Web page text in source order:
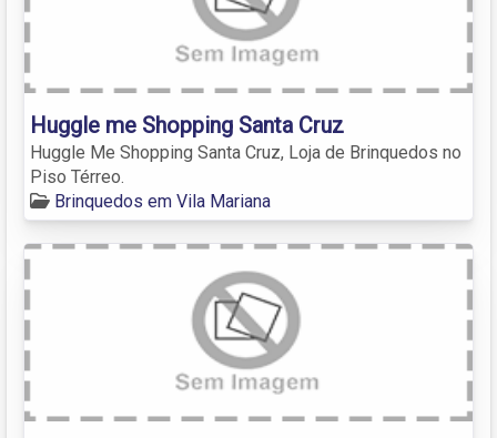
Huggle me Shopping Santa Cruz
Huggle Me Shopping Santa Cruz, Loja de Brinquedos no
Piso Térreo.
Brinquedos em Vila Mariana